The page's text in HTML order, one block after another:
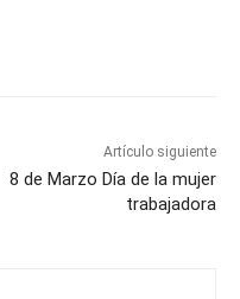
Artículo siguiente
8 de Marzo Día de la mujer
trabajadora